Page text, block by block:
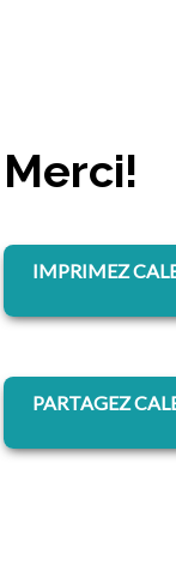
Merci!
IMPRIMEZ
PARTAGEZ